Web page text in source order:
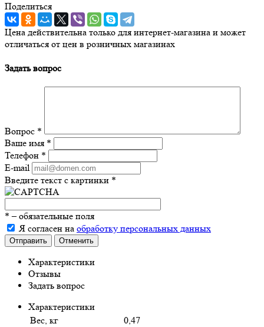
Поделиться
Цена действительна только для интернет-магазина и может
отличаться от цен в розничных магазинах
Задать вопрос
Вопрос *
Ваше имя *
Телефон *
E-mail
Введите текст с картинки *
* – обязательные поля
Я согласен на обработку персональных данных
Отправить Отменить
Характеристики
Отзывы
Задать вопрос
Характеристики
Вес, кг
0,47